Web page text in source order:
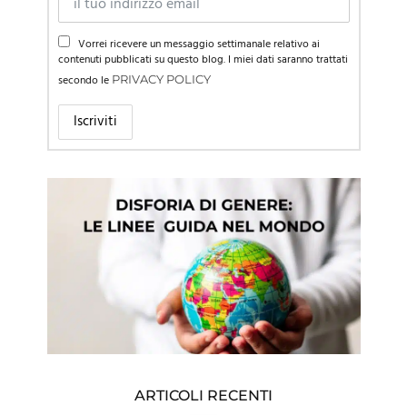
Vorrei ricevere un messaggio settimanale relativo ai
contenuti pubblicati su questo blog. I miei dati saranno trattati
secondo le PRIVACY POLICY
ARTICOLI RECENTI